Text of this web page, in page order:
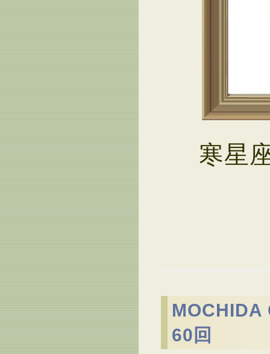
寒星
60回